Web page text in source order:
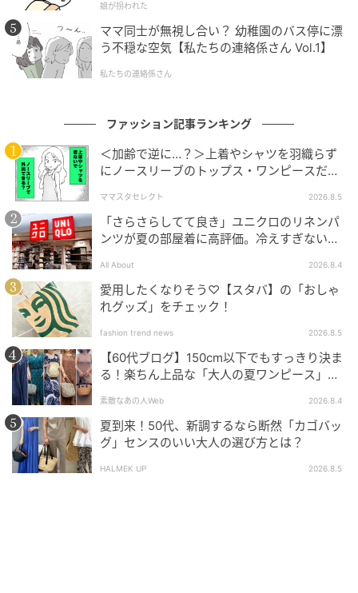
程よくシアーなピンクで女性らしく。フリルつき背中
あきトップス¥9,900（LILY BROWN／LILY BROWN ル
ミネエスト新宿店）
タイトシルエットでボディラインが綺麗に見える1枚。
娘が拐われた
ママ同士が無視し合い？ 幼稚園のバス停に漂
う不穏な空気【私たちの連絡係さん Vol.1】
私たちの連絡係さん
ファッション記事ランキング
＜加齢で逆に…？＞上着やシャツを羽織らず
にノースリーブのトップス・ワンピースだけ
ママスタセレクト 2026.8.5
「さらさらしてて良き」ユニクロのリネンパ
ンツが夏の部屋着に高評価。冷えすぎない肌
All About 2026.8.4
愛用したくなりそう♡【スタバ】の「おしゃ
れグッズ」をチェック！
fashion trend news 2026.8.5
【60代ブログ】150cm以下でもすっきり決ま
る！楽ちん上品な「大人の夏ワンピース」コ
素敵なあの人Web 2026.8.4
夏到来！50代、新調するなら断然「カゴバッ
グ」センスのいい大人の選び方とは？
HALMEK UP 2026.8.5